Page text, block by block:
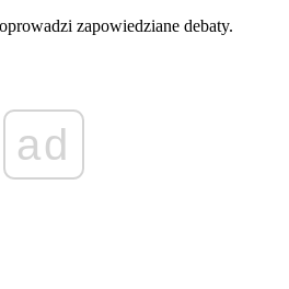
zapowiedziane debaty.
ad